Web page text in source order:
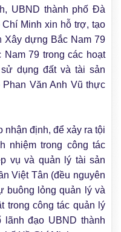
UBND thành phố Đà
Minh xin hỗ trợ, tạo
Xây dựng Bắc Nam 79
79 trong các hoạt
dụng đất và tài sản
Văn Anh Vũ thực
nhận định, để xảy ra tội
nhiệm trong công tác
vụ và quản lý tài sản
Việt Tân (đều nguyên
buông lỏng quản lý và
trong công tác quản lý
lãnh đạo UBND thành